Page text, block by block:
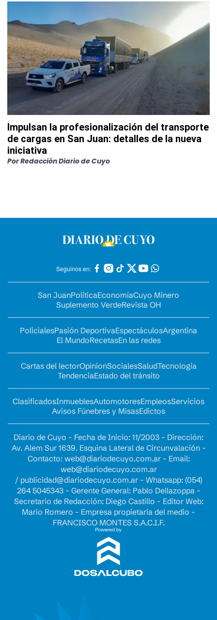
Impulsan la profesionalización del transporte
de cargas en San Juan: detalles de la nueva
iniciativa
PorRedacción Diario de Cuyo
Seguinos en:
San JuanPolíticaEconomíaCuyo Minero
Suplemento VerdeRevista OH
PolicialesPasión DeportivaEspectáculosArgentina
El MundoRecetasEn las redes
Cartas del lectorOpinionSocialesSaludTecnología
TendenciaEstado del tránsito
ClasificadosInmueblesAutomotoresEmpleosServicios
Avisos Fúnebres y MisasEdictos
Diario de Cuyo - Fecha de Inicio: 11/2003 - Dirección:
Av. Alem Sur 1639. Esquina Lateral de Circunvalación -
Contacto: web@diariodecuyo.com.ar- Email:
web@diariodecuyo.com.ar
/ publicidad@diariodecuyo.com.ar- Whatsapp: (054)
264 5045343 - Gerente General: Pablo Dellazoppa -
Secretario de Redacción: Diego Castillo - Editor Web:
Mario Romero - Empresa propietaria del medio -
FRANCISCO MONTES S.A.C.I.F.